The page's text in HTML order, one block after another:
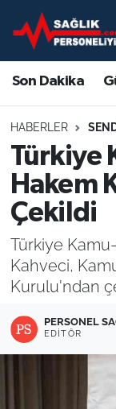
Son Dakika
HABERLER
Türkiye
Hakem
Çekildi
Türkiye
Kahveci,
Kurulu'ndan
PERSONEL
EDITÖR
Son Dakika
Gündem
Atamalar
Sağlık
Mevzuat
Sendika
Nöbetçi
Hava
Namaz
Trafik
Süper Lig
Tüm